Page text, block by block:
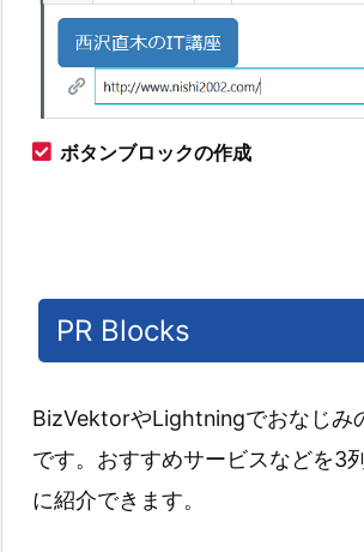
ボタンブロックの作成
PR Blocks
BizVektorやLightningでおなじみ
です。おすすめサービスなどを3
に紹介できます。